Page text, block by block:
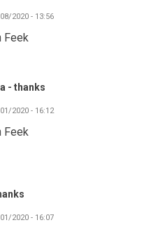
2020 - 13:56
Feek
- thanks
2020 - 16:12
Feek
2020 - 16:07